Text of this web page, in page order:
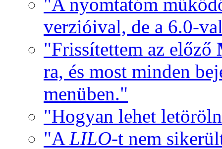
verzióival, de a 6.0-
"Frissítettem az előző
ra, és most minden
menüben."
"Hogyan lehet
"A LILO-t nem